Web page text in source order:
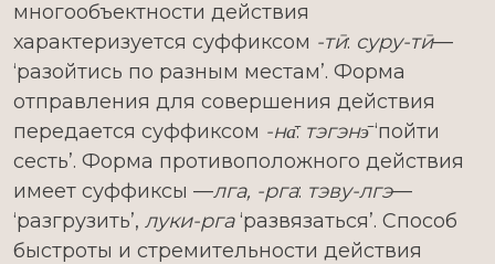
многообъектности действия
характеризуется суффиксом -тӣ: суру-тӣ—
‘разойтись по разным местам’. Форма
отправления для совершения действия
передается суффиксом -на̄: тэгэнэ̄‘пойти
сесть’. Форма противоположного действия
имеет суффиксы —лга, -рга: тэву-лгэ—
‘разгрузить’, луки-рга‘развязаться’. Способ
быстроты и стремительности действия